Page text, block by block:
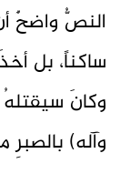
النصُّ واضحٌ
ساكناً، بل
وكانَ
وآله)